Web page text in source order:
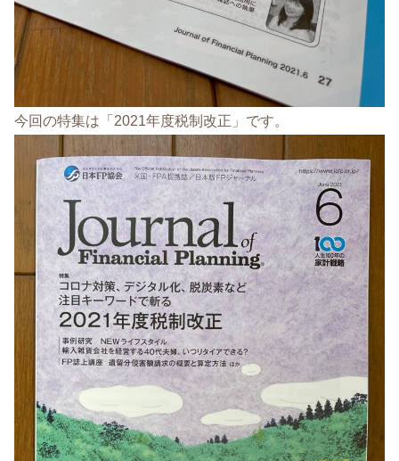
今回の特集は「2021年度税制改正」です。